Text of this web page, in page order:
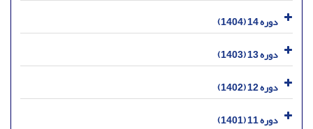
دوره 14 (1404)
دوره 13 (1403)
دوره 12 (1402)
دوره 11 (1401)